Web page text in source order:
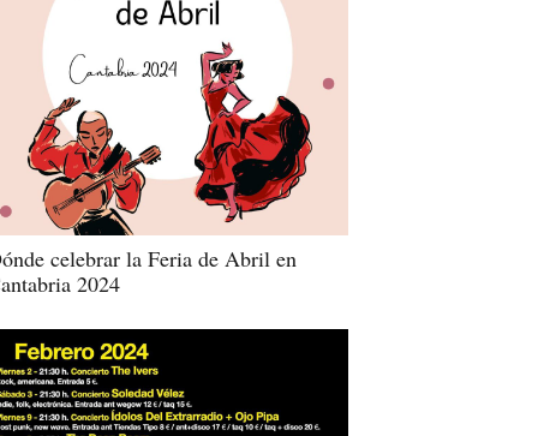
celebrar la Feria de Abril en
2024